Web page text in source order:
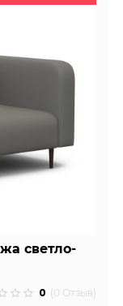
светло-
0 (0 Отзыв)